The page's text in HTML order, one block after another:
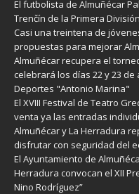
El futbolista de Almuñécar
Trenčín de la Primera
Casi una treintena de
propuestas para mejorar
Almuñécar recupera el
celebrará los días 22 y 23
Deportes "Antonio Marina"
El XVIII Festival de Teatro
venta ya las entradas
Almuñécar y La Herradura
disfrutar con seguridad del
El Ayuntamiento de
Herradura convocan el XII
Nino Rodríguez”